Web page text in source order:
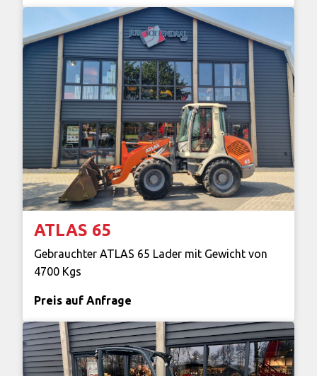
ATLAS 65
Gebrauchter ATLAS 65 Lader mit Gewicht von
4700 Kgs
Preis auf Anfrage